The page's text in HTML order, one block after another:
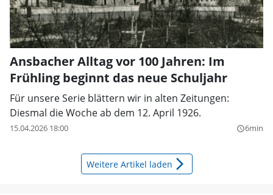
Ansbacher Alltag vor 100 Jahren: Im
Frühling beginnt das neue Schuljahr
Für unsere Serie blättern wir in alten Zeitungen:
Diesmal die Woche ab dem 12. April 1926.
15.04.2026 18:00 query_builder6min
Weitere Artikel laden arrow_forward_ios